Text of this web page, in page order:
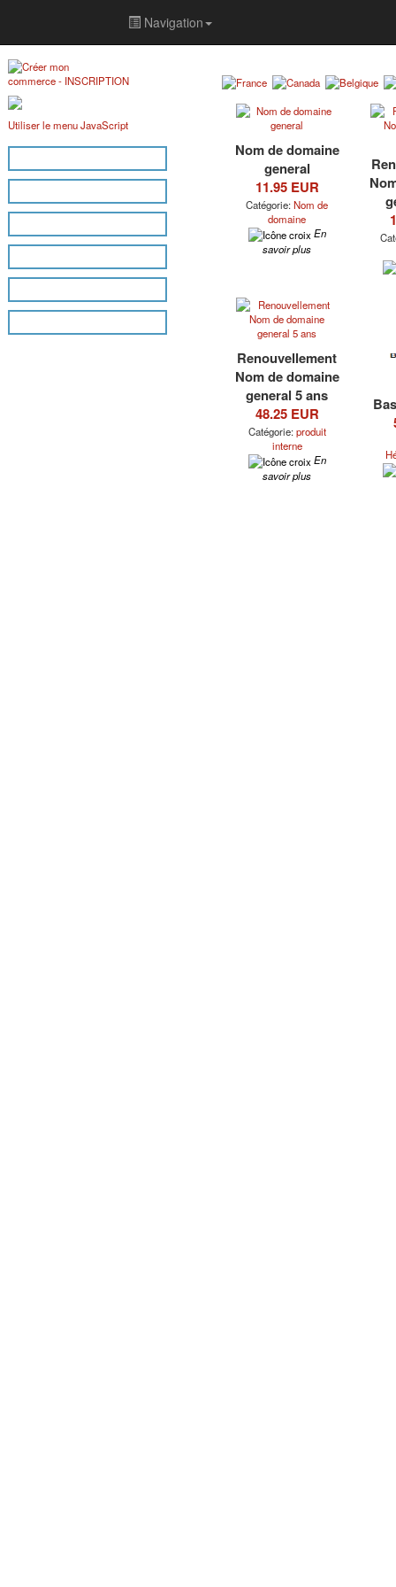
Navigation
Utiliser le menu JavaScript
Nom de domaine
general
11.95 EUR
Catégorie:Nom de
domaine
En
savoir plus
Renouvellement
Nom de domaine
general 5 ans
48.25 EUR
Catégorie:produit
interne
En
savoir plus